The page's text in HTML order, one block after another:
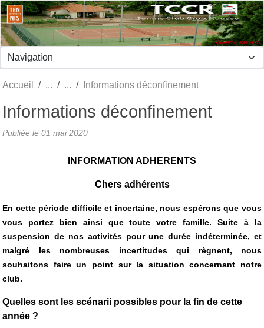
Accueil Informations déconfinement
Informations déconfinement
Publiée le 01 mai 2020
INFORMATION ADHERENTS
Chers adhérents
En cette période difficile et incertaine, nous espérons que vous
vous portez bien ainsi que toute votre famille. Suite à la
suspension de nos activités pour une durée indéterminée, et
malgré les nombreuses incertitudes qui règnent, nous
souhaitons faire un point sur la situation concernant notre
club.
Quelles sont les scénarii possibles pour la fin de cette
année ?
Panneau de gestion des cookies